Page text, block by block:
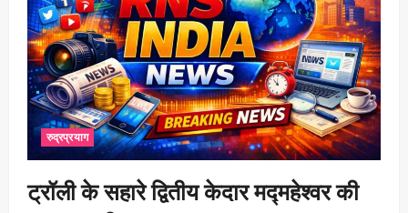
रुद्रप्रयाग
ट्रॉली के सहारे द्वितीय केदार मद्महेश्वर की